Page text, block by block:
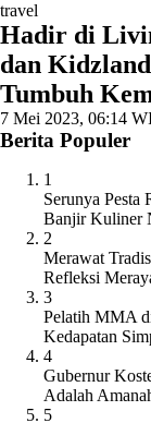
travel
Hadir di
dan
Tumbuh
7 Mei 2023, 06:14
Berita Populer
1
Serunya
Banjir Kuliner
2
Merawat
Refleksi
3
Pelatih MMA
Kedapatan
4
Gubernur
Adalah
5